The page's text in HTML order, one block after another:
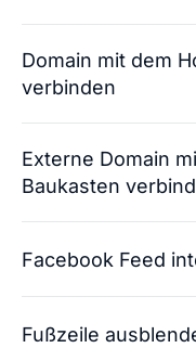
Domain mit dem
verbinden
Externe Domain
Baukasten
Facebook Feed
Fußzeile